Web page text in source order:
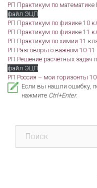
РП Практикум по
файл ЭЦП
РП Практикум по физике 10
РП Практикум по физике 11
РП Практикум по химии 11
РП Разговоры о важном 10-11
РП Решение расчётных задач
файл ЭЦП
РП Россия – мои горизонты
Если вы нашли ошибку,
нажмите Ctrl+Enter.